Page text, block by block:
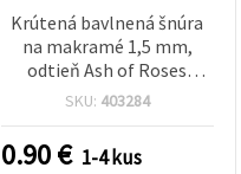
Krútená bavlnená šnúra
na makramé 1,5 mm,
odtieň Ash of Roses
(popolavá ružová) – 50 g
SKU: 403284
0.90€ 1-4 kus